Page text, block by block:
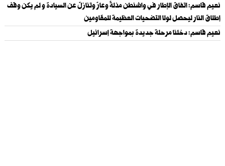
نعيم قاسم: اتفاق الإطار في واشنطن مذلةٌ وعارٌ وتنازلٌ عن السيادة و لم يكن وقف
إطلاق النار ليحصل لولا التضحيات العظيمة للمقاومين
نعيم قاسم: دخلنا مرحلة جديدة بمواجهة إسرائيل